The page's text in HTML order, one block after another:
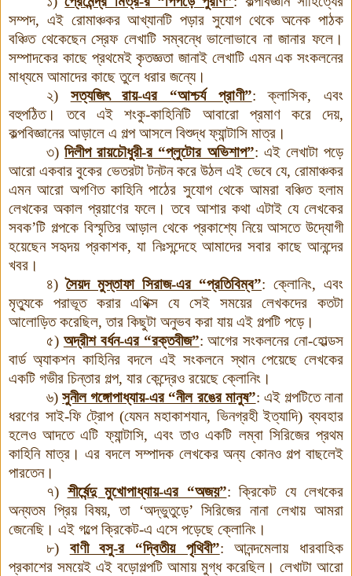
সম্পদ, এই রোমাঞ্চকর আখ্যানটি পড়ার সুযোগ থেকে অনেক পাঠক
বঞ্চিত থেকেছেন স্রেফ লেখাটি সম্বন্ধে ভালোভাবে না জানার ফলে।
সম্পাদকের কাছে প্রথমেই কৃতজ্ঞতা জানাই লেখাটি এমন এক সংকলনের
মাধ্যমে আমাদের কাছে তুলে ধরার জন্যে।
২) সত্যজিৎ রায়-এর “আশ্চর্য প্রাণী”: ক্লাসিক, এবং
বহুপঠিত। তবে এই শংকু-কাহিনিটি আবারো প্রমাণ করে দেয়,
কল্পবিজ্ঞানের আড়ালে এ গল্প আসলে বিশুদ্ধ ফ্যান্টাসি মাত্র।
৩)দিলীপ রায়চৌধুরী-র “প্লুটোর অভিশাপ”: এই লেখাটা পড়ে
আরো একবার বুকের ভেতরটা টনটন করে উঠল এই ভেবে যে, রোমাঞ্চকর
এমন আরো অগণিত কাহিনি পাঠের সুযোগ থেকে আমরা বঞ্চিত হলাম
লেখকের অকাল প্রয়াণের ফলে। তবে আশার কথা এটাই যে লেখকের
সবক’টি গল্পকে বিস্মৃতির আড়াল থেকে প্রকাশ্যে নিয়ে আসতে উদ্যোগী
হয়েছেন সহৃদয় প্রকাশক, যা নিঃসন্দেহে আমাদের সবার কাছে আনন্দের
খবর।
৪)সৈয়দ মুস্তাফা সিরাজ-এর “প্রতিবিম্ব”: ক্লোনিং, এবং
মৃত্যুকে পরাভূত করার এথিক্স যে সেই সময়ের লেখকদের কতটা
আলোড়িত করেছিল, তার কিছুটা অনুভব করা যায় এই গল্পটি পড়ে।
৫) অদ্রীশ বর্ধন-এর “রক্তবীজ”: আগের সংকলনের নো-হোল্ডস
বার্ড অ্যাকশন কাহিনির বদলে এই সংকলনে স্থান পেয়েছে লেখকের
একটি গভীর চিন্তার গল্প, যার কেন্দ্রেও রয়েছে ক্লোনিং।
৬)সুনীল গঙ্গোপাধ্যায়-এর “নীল রঙের মানুষ”: এই গল্পটিতে নানা
ধরণের সাই-ফি ট্রোপ (যেমন মহাকাশযান, ভিনগ্রহী ইত্যাদি) ব্যবহার
হলেও আদতে এটি ফ্যান্টাসি, এবং তাও একটি লম্বা সিরিজের প্রথম
কাহিনি মাত্র। এর বদলে সম্পাদক লেখকের অন্য কোনও গল্প বাছলেই
পারতেন।
৭) শীর্ষেন্দু মুখোপাধ্যায়-এর “অজয়”: ক্রিকেট যে লেখকের
অন্যতম প্রিয় বিষয়, তা ‘অদ্ভুতুড়ে’ সিরিজের নানা লেখায় আমরা
জেনেছি। এই গল্পে ক্রিকেট-এ এসে পড়েছে ক্লোনিং।
৮) বাণী বসু-র “দ্বিতীয় পৃথিবী”:আনন্দমেলায় ধারবাহিক
প্রকাশের সময়েই এই বড়োগল্পটি আমায় মুগ্ধ করেছিল। লেখাটা আরো